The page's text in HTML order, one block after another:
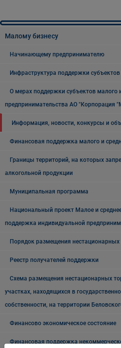
Малому бизнесу
Начинающему предпринимателю
Инфраструктура поддержки
О мерах поддержки субъектов малого
предпринимательства АО "Корпорация
Информация, новости, конкурсы и
Финансовая поддержка малого и
Границы территорий, на которых
алкогольной продукции
Муниципальная программа
Национальный проект Малое и
поддержка индивидуальной
Порядок размещения нестационарных
Реестр получателей поддержки
Схема размещения нестационарных
участках, находящихся в
собственности, на территории
Финансово экономическое состояние
Финансовая поддержка